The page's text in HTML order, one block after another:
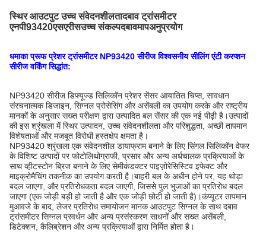
स्थिर आउटपुट उच्च संवेदनशीलतादबाव ट्रांसमीटर
एनपी93420एसएरीसउच्च संकल्पदबावमापअनुप्रयोग
धमाका प्रूफ प्रेशर ट्रांसमीटर NP93420 सीरीज विश्वसनीय सीलिंग एंटी करप्शन
सीरीज वर्किंग सिद्धांत:
NP93420 सीरीज डिफ्यूज्ड सिलिकॉन प्रेशर सेंसर आयातित चिप्स, सावधान
संरचनात्मक डिजाइन, सिग्नल प्रोसेसिंग और असेंबली का उपयोग करके और राष्ट्रीय
मानकों के अनुसार सख्त परीक्षण द्वारा उत्पादित बल सेंसर की एक नई पीढ़ी है।उत्पादों
की इस श्रृंखला में स्थिर उत्पादन, उच्च संवेदनशीलता और परिशुद्धता, अच्छी तापमान
विशेषताओं और मजबूत विरोधी हस्तक्षेप क्षमता है।
NP93420 श्रृंखला एक संवेदनशील डायाफ्राम बनाने के लिए सिंगल सिलिकॉन वेफर
के विशिष्ट उत्पादों पर फोटोलिथोग्राफी, प्रसार और अन्य अर्धचालक प्रक्रियाओं के
साथ व्हीटस्टोन ब्रिज बनाने के लिए सेमीकंडक्टर पाइज़ोरेसिस्टिव इफेक्ट और
माइक्रोमैचिंग तकनीक का उपयोग करती है।बाहरी बल के अधीन होने पर, यह थोड़ा
बदल जाएगा, और प्रतिरोधकता बदल जाएगी, जिससे पुल भुजाओं का प्रतिरोध बदल
जाएगा (एक जोड़ी बड़ी हो जाती है और एक जोड़ी छोटी हो जाती है)।कंप्यूटर तापमान
मुआवजे के बाद, लेजर प्रतिरोध समायोजन मानक आउटपुट सिग्नल के साथ दबाव
ट्रांसमीटर सिग्नल प्रवर्धन और अन्य प्रसंस्करण साधनों और सख्त असेंबली,
डिटेक्शन, कैलिब्रेशन और अन्य प्रक्रियाओं द्वारा निर्मित होता है।